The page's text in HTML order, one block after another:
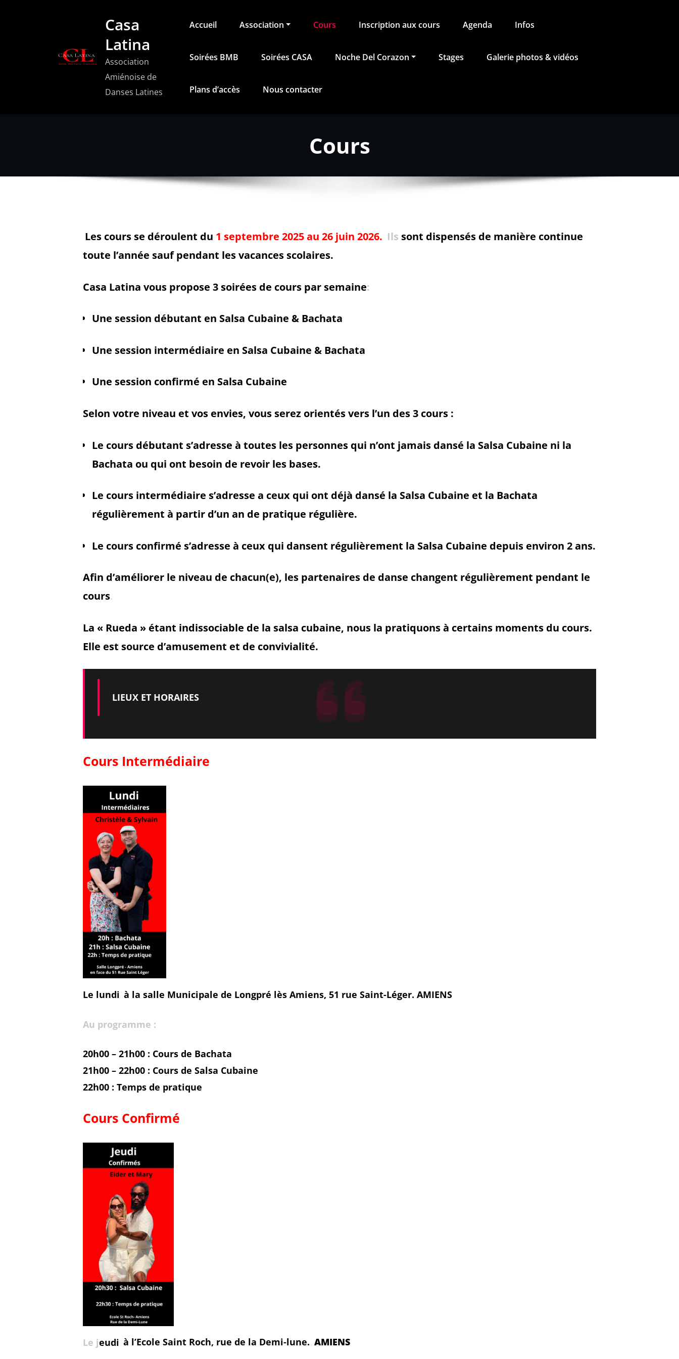
Casa
Latina
Association
Amiénoise de
Danses Latines
Accueil Association Cours Inscription aux cours Agenda Infos
Soirées BMB Soirées CASA Noche Del Corazon Stages Galerie photos & vidéos
Plans d’accès Nous contacter
Cours
Les cours se déroulent du 1 septembre 2025 au 26 juin 2026. Ils sont dispensés de manière continue
toute l’année sauf pendant les vacances scolaires.
Casa Latina vous propose 3 soirées de cours par semaine:
Une session débutant en Salsa Cubaine & Bachata
Une session intermédiaire en Salsa Cubaine & Bachata
Une session confirmé en Salsa Cubaine
Selon votre niveau et vos envies, vous serez orientés vers l’un des 3 cours :
Le cours débutant s’adresse à toutes les personnes qui n’ont jamais dansé la Salsa Cubaine ni la
Bachata ou qui ont besoin de revoir les bases.
Le cours intermédiaire s’adresse a ceux qui ont déjà dansé la Salsa Cubaine et la Bachata
régulièrement à partir d’un an de pratique régulière.
Le cours confirmé s’adresse à ceux qui dansent régulièrement la Salsa Cubaine depuis environ 2 ans.
Afin d’améliorer le niveau de chacun(e), les partenaires de danse changent régulièrement pendant le
cours.
La « Rueda » étant indissociable de la salsa cubaine, nous la pratiquons à certains moments du cours.
Elle est source d’amusement et de convivialité.
LIEUX ET HORAIRES
Cours Intermédiaire
Le lundi à la salle Municipale de Longpré lès Amiens, 51 rue Saint-Léger. AMIENS
Au programme :
20h00 – 21h00 : Cours de Bachata
21h00 – 22h00 : Cours de Salsa Cubaine
22h00 : Temps de pratique
Cours Confirmé
Le jeudi à l’Ecole Saint Roch, rue de la Demi-lune. AMIENS